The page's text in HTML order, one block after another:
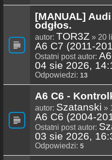
[MANUAL]
odgłos.
autor: TOR3Z » 20
A6 C7 (2011-
Ostatni post autor:
04 sie 2026,
Odpowiedzi: 13
A6 C6 -
autor: Szatanski »
A6 C6 (2004-
Ostatni post autor:
03 sie 2026,
Odpowiedzi: 5